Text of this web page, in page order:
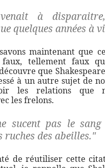
à
quelques années à
maintenant que
tellement faux
que
à un autre sujet de
les relations que
les frelons.
sucent pas le
des abeilles."
de réutiliser cette